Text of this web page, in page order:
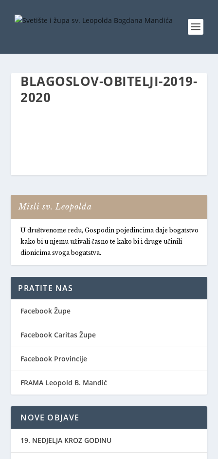
BLAGOSLOV-OBITELJI-2019-
2020
Misli sv. Leopolda
U društvenome redu, Gospodin pojedincima daje bogatstvo
kako bi u njemu uživali časno te kako bi i druge učinili
dionicima svoga bogatstva.
PRATITE NAS
Facebook Župe
Facebook Caritas Župe
Facebook Provincije
FRAMA Leopold B. Mandić
NOVE OBJAVE
19. NEDJELJA KROZ GODINU